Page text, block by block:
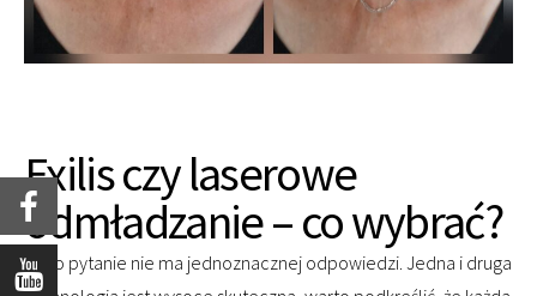
Exilis czy laserowe
odmładzanie – co wybrać?
Na to pytanie nie ma jednoznacznej odpowiedzi. Jedna i druga